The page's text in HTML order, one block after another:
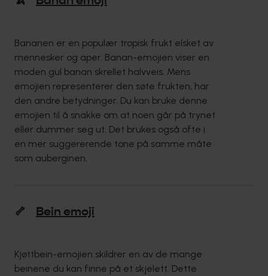
Bananen er en populær tropisk frukt elsket av
mennesker og aper. Banan-emojien viser en
moden gul banan skrellet halvveis. Mens
emojien representerer den søte frukten, har
den andre betydninger. Du kan bruke denne
emojien til å snakke om at noen går på trynet
eller dummer seg ut. Det brukes også ofte i
en mer suggererende tone på samme måte
som auberginen.
🦴 Bein emoji
Kjøttbein-emojien skildrer en av de mange
beinene du kan finne på et skjelett. Dette